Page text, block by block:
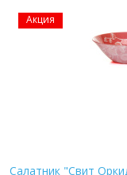
Акция
Салатник "Свит